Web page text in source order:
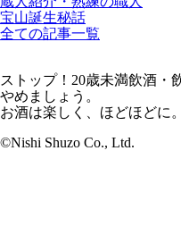
宝山誕生秘話
全ての記事一覧
ストップ！20歳未満飲酒・
やめましょう。
お酒は楽しく、ほどほどに
©Nishi Shuzo Co., Ltd.